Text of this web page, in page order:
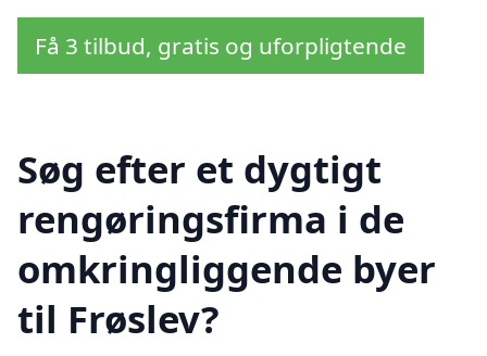
Få 3 tilbud, gratis og uforpligtende
Søg efter et dygtigt
rengøringsfirma i de
omkringliggende byer
til Frøslev?